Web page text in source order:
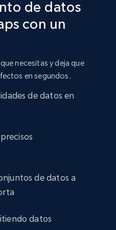
Buy Now
Qualifications,
enriched dataset
de datos
con un
necesitas y deja que
en segundos.
de datos en
de datos a
datos